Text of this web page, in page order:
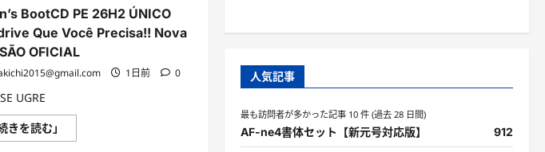
BootCD PE 26H2 ÚNICO
Que Você Precisa!! Nova
OFICIAL
1日前 0
UGRE
きを読む」
BootCD
人気記事
最も訪問者が多かった記事 10 件 (過去 28 日間)
AF-ne4書体セット【新元号対応版】 912